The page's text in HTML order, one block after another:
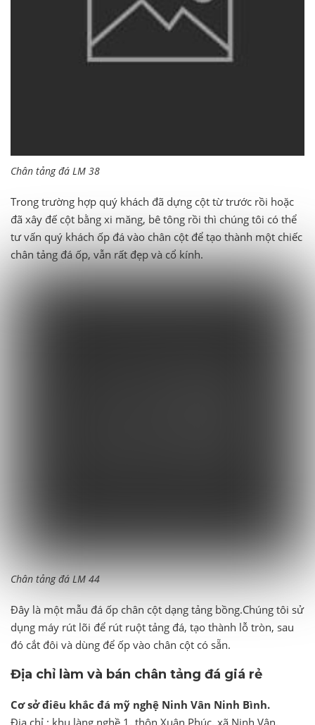
Chân tảng đá LM 38
Trong trường hợp quý khách đã dựng cột từ trước rồi hoặc
đã xây đế cột bằng xi măng, bê tông rồi thì chúng tôi có thể
tư vấn quý khách ốp đá vào chân cột để tạo thành một chiếc
chân tảng đá ốp, vẫn rất đẹp và cổ kính.
Chân tảng đá LM 44
Đây là một mẫu đá ốp chân cột dạng tảng bồng.Chúng tôi sử
dụng máy rút lõi để rút ruột tảng đá, tạo thành lỗ tròn, sau
đó cắt đôi và dùng để ốp vào chân cột có sẵn.
Địa chỉ làm và bán chân tảng đá giá rẻ
Cơ sở điêu khắc đá mỹ nghệ Ninh Vân Ninh Bình.
Địa chỉ : khu làng nghề 1, thôn Xuân Phúc, xã Ninh Vân,